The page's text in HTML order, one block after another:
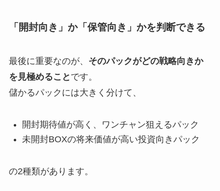
「開封向き」か「保管向き」かを判断できる
最後に重要なのが、 そのパックがどの戦略向きか
を見極めること です。
儲かるパックには大きく分けて、
開封期待値が高く、ワンチャン狙えるパック
未開封BOXの将来価値が高い投資向きパック
の2種類があります。